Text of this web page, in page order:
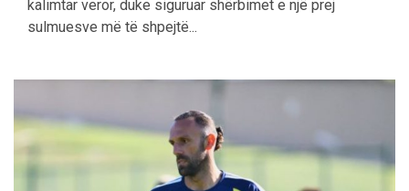
kalimtar veror, duke siguruar shërbimet e një prej
sulmuesve më të shpejtë...